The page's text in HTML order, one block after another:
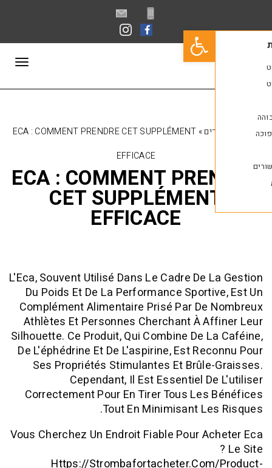
פתח סרגל נגישות
»
ECA : COMMENT PRENDRE CET SUPPLÉMENT
ECA : COMMENT
CET
EFFICACE
L'Eca, Souvent Utilisé Dans Le Cadre De
Du Poids Et De La Performance
Complément Alimentaire Prisé Par De
Athlètes Et Personnes Cherchant À
Silhouette. Ce Produit, Qui Combine De
De L'éphédrine Et De L'aspirine, Est
Ses Propriétés Stimulantes Et
Cependant, Il Est Essentiel
Correctement Pour En Tirer Tous Les
Tout En Minimisant
Vous Cherchez Un Endroit Fiable Pour
Https://